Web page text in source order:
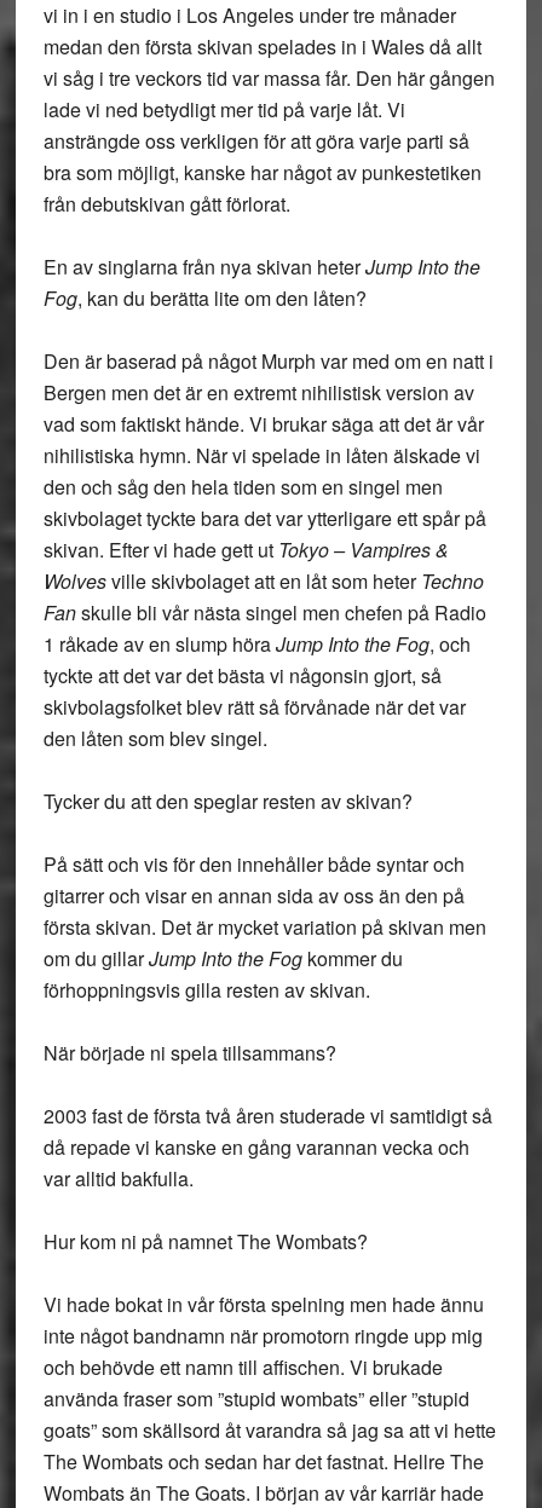
vi in i en studio i Los Angeles under tre månader
medan den första skivan spelades in i Wales då allt
vi såg i tre veckors tid var massa får. Den här gången
lade vi ned betydligt mer tid på varje låt. Vi
ansträngde oss verkligen för att göra varje parti så
bra som möjligt, kanske har något av punkestetiken
från debutskivan gått förlorat.
En av singlarna från nya skivan heterJump Into the
Fog, kan du berätta lite om den låten?
Den är baserad på något Murph var med om en natt i
Bergen men det är en extremt nihilistisk version av
vad som faktiskt hände. Vi brukar säga att det är vår
nihilistiska hymn. När vi spelade in låten älskade vi
den och såg den hela tiden som en singel men
skivbolaget tyckte bara det var ytterligare ett spår på
skivan. Efter vi hade gett ut Tokyo – Vampires &
Wolvesville skivbolaget att en låt som heterTechno
Fanskulle bli vår nästa singel men chefen på Radio
1 råkade av en slump höraJump Into the Fog, och
tyckte att det var det bästa vi någonsin gjort, så
skivbolagsfolket blev rätt så förvånade när det var
den låten som blev singel.
Tycker du att den speglar resten av skivan?
På sätt och vis för den innehåller både syntar och
gitarrer och visar en annan sida av oss än den på
första skivan. Det är mycket variation på skivan men
om du gillarJump Into the Fogkommer du
förhoppningsvis gilla resten av skivan.
När började ni spela tillsammans?
2003 fast de första två åren studerade vi samtidigt så
då repade vi kanske en gång varannan vecka och
var alltid bakfulla.
Hur kom ni på namnet The Wombats?
Vi hade bokat in vår första spelning men hade ännu
inte något bandnamn när promotorn ringde upp mig
och behövde ett namn till affischen. Vi brukade
använda fraser som ”stupid wombats” eller ”stupid
goats” som skällsord åt varandra så jag sa att vi hette
The Wombats och sedan har det fastnat. Hellre The
Wombats än The Goats. I början av vår karriär hade